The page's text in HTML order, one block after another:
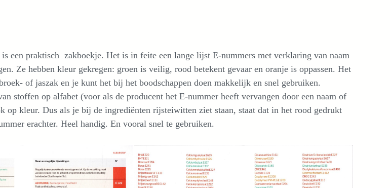
is een praktisch zakboekje. Het is in feite een lange lijst E-nummers met verklaring van naam
Ze hebben kleur gekregen: groen is veilig, rood betekent gevaar en oranje is oppassen. Het
of jaszak en je kunt het bij het boodschappen doen makkelijk en snel gebruiken.
stoffen op alfabet (voor als de producent het E-nummer heeft vervangen door een naam of
op kleur. Dus als je bij de ingrediënten rijsteiwitten ziet staan, staat dat in het rood gedrukt
erachter. Heel handig. En vooral snel te gebruiken.